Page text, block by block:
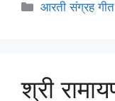
Categories
आरती संग्रह
श्री